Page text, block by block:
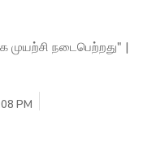
நடைபெற்றது" |
PM